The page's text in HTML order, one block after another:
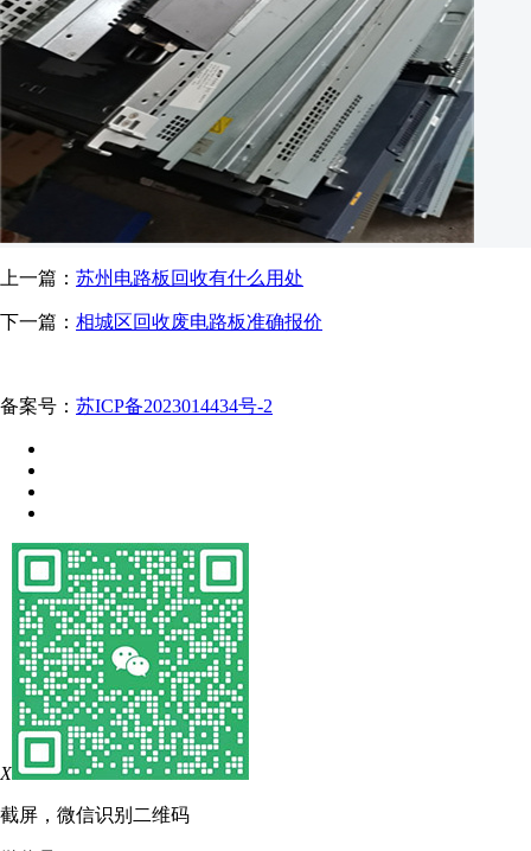
上一篇： 苏州电路板回收有什么用处
下一篇： 相城区回收废电路板准确报价
备案号： 苏ICP备2023014434号-2
X
截屏，微信识别二维码